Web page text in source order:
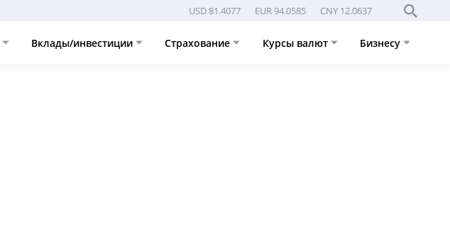
USD 81.4077 EUR 94.0585 CNY 12.0637
Вклады/инвестиции Страхование Курсы валют Бизнесу